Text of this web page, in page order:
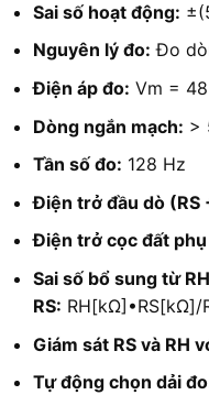
Sai số hoạt động:
Nguyên lý đo: Đo
Điện áp đo: Vm =
Dòng ngắn mạch: >
Tần số đo: 128 Hz
Điện trở đầu dò (RS
Điện trở cọc đất phụ
Sai số bổ sung từ
RS: RH[kΩ]•RS[kΩ]/
Giám sát RS và RH
Tự động chọn dải